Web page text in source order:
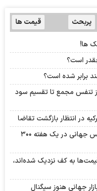
پربحث قیمت ها
ها!
برابر شده است؟
مجامع بورسی ۱۸ مرداد ۱۴۰۵ | از تنفس مجمع تا تقسیم سود
در انتظار بازگشت تقاضا
طلا روی موج ضعف بازار کار آمریکا/ اونس جهانی در یک هفته ۳۰۰
به کف نزدیک شده‌اند،
جهانی هنوز سیگنال